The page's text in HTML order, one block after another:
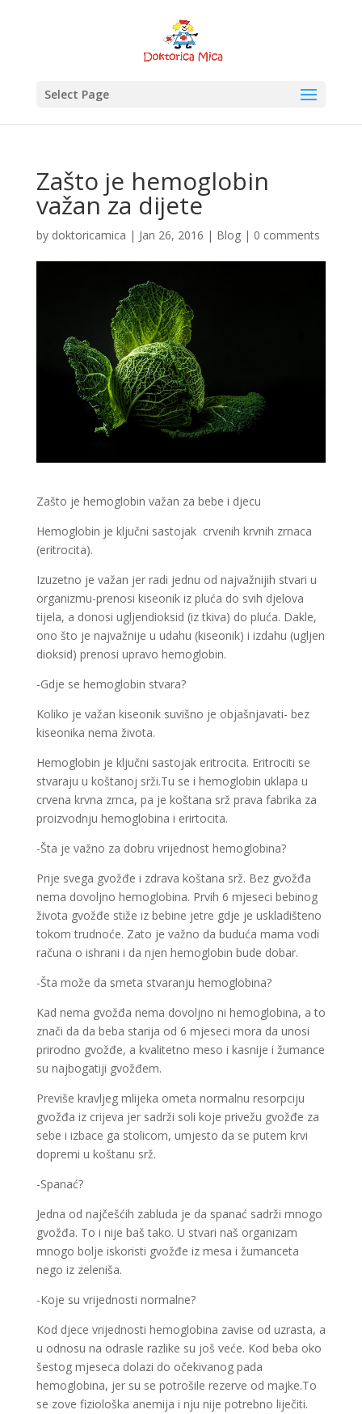
Select Page
Zašto je hemoglobin
važan za dijete
by doktoricamica | Jan 26, 2016 | Blog| 0 comments
Zašto je hemoglobin važan za bebe i djecu
Hemoglobin je ključni sastojak crvenih krvnih zrnaca
(eritrocita).
Izuzetno je važan jer radi jednu od najvažnijih stvari u
organizmu-prenosi kiseonik iz pluća do svih djelova
tijela, a donosi ugljendioksid (iz tkiva) do pluća. Dakle,
ono što je najvažnije u udahu (kiseonik) i izdahu (ugljen
dioksid) prenosi upravo hemoglobin.
-Gdje se hemoglobin stvara?
Koliko je važan kiseonik suvišno je objašnjavati- bez
kiseonika nema života.
Hemoglobin je ključni sastojak eritrocita. Eritrociti se
stvaraju u koštanoj srži.Tu se i hemoglobin uklapa u
crvena krvna zrnca, pa je koštana srž prava fabrika za
proizvodnju hemoglobina i erirtocita.
-Šta je važno za dobru vrijednost hemoglobina?
Prije svega gvožđe i zdrava koštana srž. Bez gvožđa
nema dovoljno hemoglobina. Prvih 6 mjeseci bebinog
života gvožđe stiže iz bebine jetre gdje je uskladišteno
tokom trudnoće. Zato je važno da buduća mama vodi
računa o ishrani i da njen hemoglobin bude dobar.
-Šta može da smeta stvaranju hemoglobina?
Kad nema gvožđa nema dovoljno ni hemoglobina, a to
znači da da beba starija od 6 mjeseci mora da unosi
prirodno gvožđe, a kvalitetno meso i kasnije i žumance
su najbogatiji gvožđem.
Previše kravljeg mlijeka ometa normalnu resorpciju
gvožđa iz crijeva jer sadrži soli koje privežu gvožđe za
sebe i izbace ga stolicom, umjesto da se putem krvi
dopremi u koštanu srž.
-Spanać?
Jedna od najčešćih zabluda je da spanać sadrži mnogo
gvožđa. To i nije baš tako. U stvari naš organizam
mnogo bolje iskoristi gvožđe iz mesa i žumanceta
nego iz zeleniša.
-Koje su vrijednosti normalne?
Kod djece vrijednosti hemoglobina zavise od uzrasta, a
u odnosu na odrasle razlike su još veće. Kod beba oko
šestog mjeseca dolazi do očekivanog pada
hemoglobina, jer su se potrošile rezerve od majke.To
se zove fiziološka anemija i nju nije potrebno liječiti.